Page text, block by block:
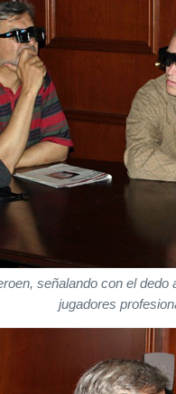
señalando con el
jugadores